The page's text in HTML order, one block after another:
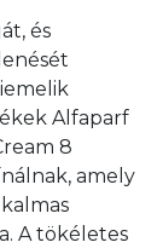
és
Alfaparf
8
amely
A tökéletes